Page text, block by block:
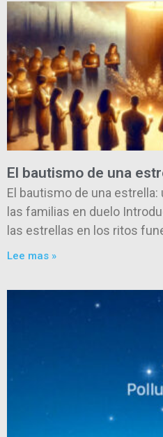
El bautismo de una
El bautismo de una
las familias en duelo
las estrellas en los ritos
Lee mas »